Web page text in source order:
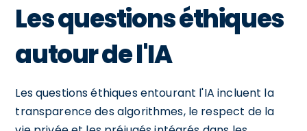
Les questions éthiques
autour de l'IA
Les questions éthiques entourant l'IA incluent la
transparence des algorithmes, le respect de la